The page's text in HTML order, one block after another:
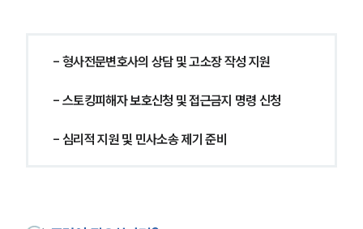
형사 법률정보
형사소송·상담후기
업무분야
- 형사전문변호사의 상담 및 고소장 작성 지원
- 스토킹피해자 보호신청 및 접근금지 명령 신청
- 심리적 지원 및 민사소송 제기 준비